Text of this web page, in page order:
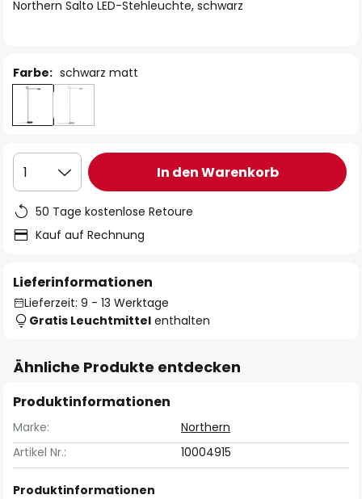
Northern Salto LED-Stehleuchte, schwarz
Farbe: schwarz matt
1 In den Warenkorb
50 Tage kostenlose Retoure
Kauf auf Rechnung
Lieferinformationen
Lieferzeit: 9 - 13 Werktage
Gratis Leuchtmittel enthalten
Ähnliche Produkte entdecken
Produktinformationen
Marke:
Northern
Artikel Nr.:
10004915
Produktinformationen